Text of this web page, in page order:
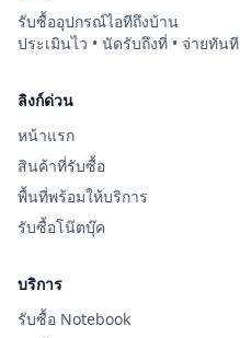
รับซื้ออุปกรณ์ไอทีถึงบ้าน
ประเมินไว • นัดรับถึงที่ • จ่ายทันที
ลิงก์ด่วน
หน้าแรก
สินค้าที่รับซื้อ
พื้นที่พร้อมให้บริการ
รับซื้อโน๊ตบุ๊ค
บริการ
รับซื้อ Notebook